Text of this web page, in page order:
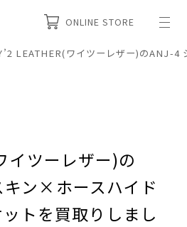
ONLINE STORE
LEATHER(ワイツーレザー)のANJ-4
イツーレザー)の
ン×ホースハイド
トを買取りしまし